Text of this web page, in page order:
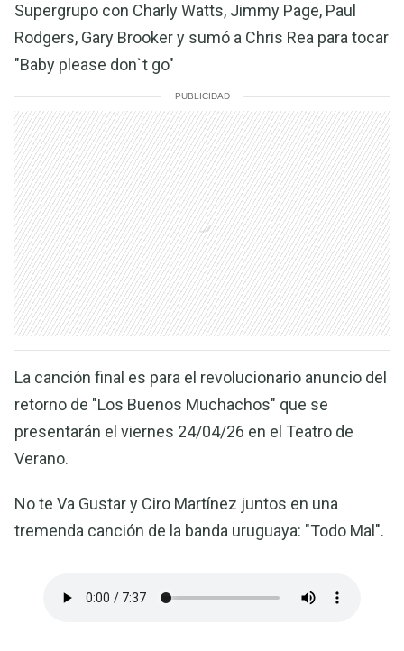
Supergrupo con Charly Watts, Jimmy Page, Paul
Rodgers, Gary Brooker y sumó a Chris Rea para tocar
"Baby please don`t go"
PUBLICIDAD
La canción final es para el revolucionario anuncio del
retorno de "Los Buenos Muchachos" que se
presentarán el viernes 24/04/26 en el Teatro de
Verano.
No te Va Gustar y Ciro Martínez juntos en una
tremenda canción de la banda uruguaya: "Todo Mal".